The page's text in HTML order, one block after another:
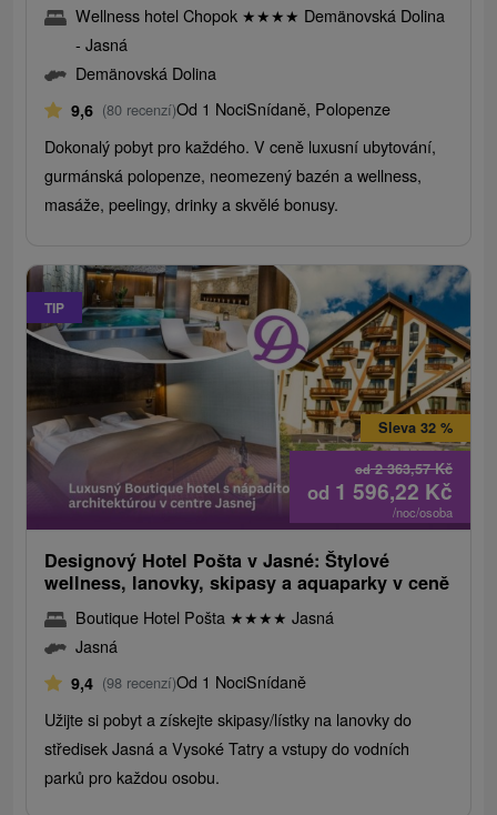
Wellness hotel Chopok ★★★★ Demänovská Dolina
- Jasná
Demänovská Dolina
9,6 (80 recenzí)Od 1 NociSnídaně, Polopenze
Dokonalý pobyt pro každého. V ceně luxusní ubytování,
gurmánská polopenze, neomezený bazén a wellness,
masáže, peelingy, drinky a skvělé bonusy.
TIP
od2 363,57Kč
Sleva 32 %
od 1 596,22 Kč
/noc/osoba
Designový Hotel Pošta v Jasné: Štylové
wellness, lanovky, skipasy a aquaparky v ceně
Boutique Hotel Pošta ★★★★ Jasná
Jasná
9,4 (98 recenzí)Od 1 NociSnídaně
Užijte si pobyt a získejte skipasy/lístky na lanovky do
středisek Jasná a Vysoké Tatry a vstupy do vodních
parků pro každou osobu.